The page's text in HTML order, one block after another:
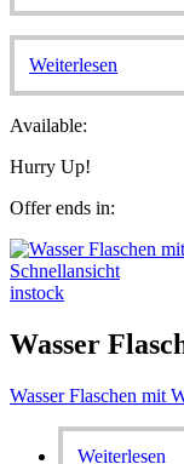
Weiterlesen
Available:
Hurry Up!
Offer ends in:
Schnellansicht
instock
Wasser
Wasser Flaschen mit
Weiterlesen